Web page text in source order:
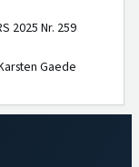
2025 Nr. 259
Gaede